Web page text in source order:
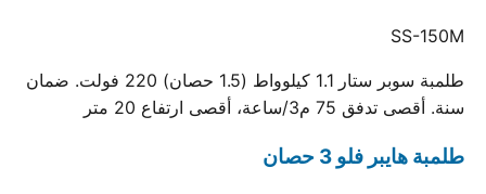
SS-150M
طلمبة سوبر ستار 1.1 كيلوواط (1.5 حصان) 220 فولت. ضمان
سنة. أقصى تدفق 75 م3/ساعة، أقصى ارتفاع 20 متر
طلمبة هايبر فلو 3 حصان